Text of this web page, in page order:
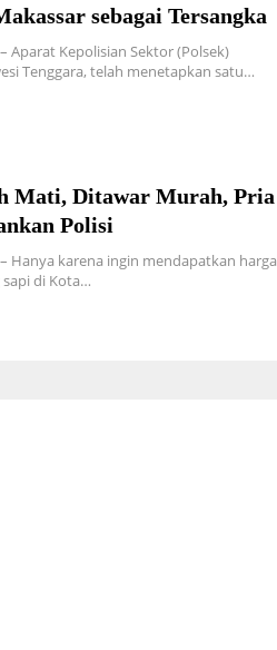
sebagai Tersangka
Aparat Kepolisian Sektor (Polsek)
Tenggara, telah menetapkan satu…
Mati, Ditawar Murah, Pria
Polisi
– Hanya karena ingin mendapatkan harga
di Kota…